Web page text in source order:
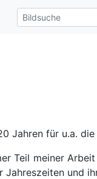
Jahren für u.a.
Teil meiner
und